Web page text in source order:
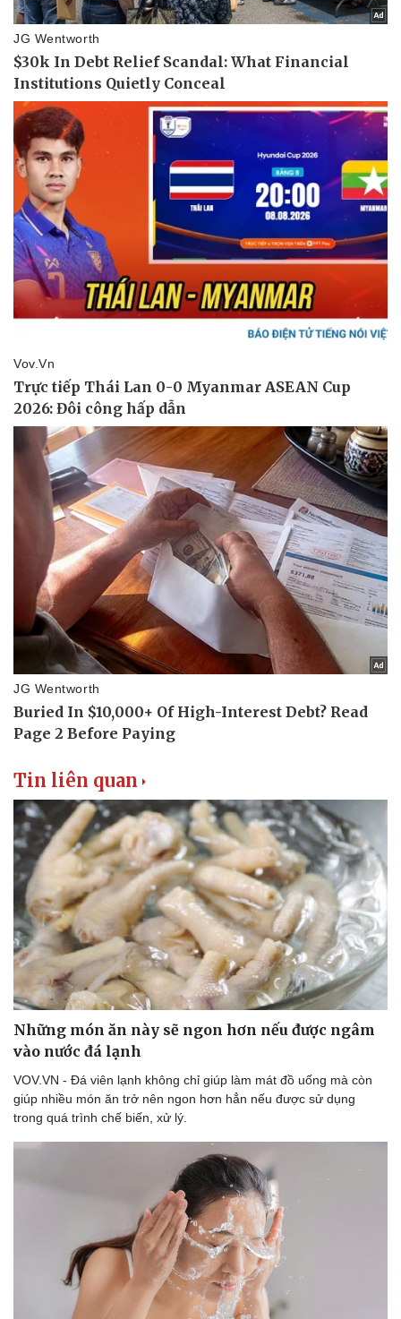
Thể thao
Bóng đá
Lịch thi đấu bóng đá
Thế giới thể thao
eSports
Hậu trường
Ô tô - Xe máy
Xe máy
Tư vấn
Tin liên quan
Những món ăn này sẽ ngon hơn nếu được ngâm
vào nước đá lạnh
VOV.VN - Đá viên lạnh không chỉ giúp làm mát đồ uống mà còn
giúp nhiều món ăn trở nên ngon hơn hẳn nếu được sử dụng
trong quá trình chế biến, xử lý.